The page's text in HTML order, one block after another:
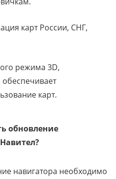
карт России, СНГ,
режима 3D,
карт.
обновление
навигатора необходимо